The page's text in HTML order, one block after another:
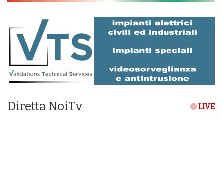
Diretta NoiTv LIVE